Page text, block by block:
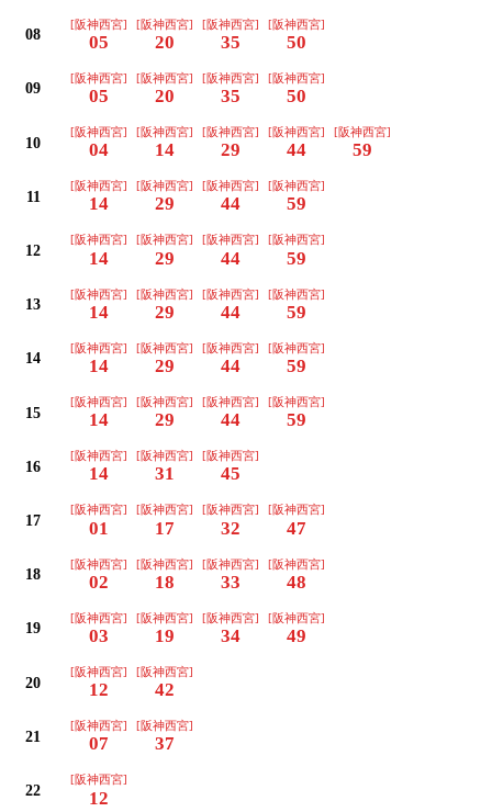
08
[阪神西宮]
05
[阪神西宮]
20
[阪神西宮]
35
[阪神西宮]
50
09
[阪神西宮]
05
[阪神西宮]
20
[阪神西宮]
35
[阪神西宮]
50
10
[阪神西宮]
04
[阪神西宮]
14
[阪神西宮]
29
[阪神西宮]
44
[阪神西宮]
59
11
[阪神西宮]
14
[阪神西宮]
29
[阪神西宮]
44
[阪神西宮]
59
12
[阪神西宮]
14
[阪神西宮]
29
[阪神西宮]
44
[阪神西宮]
59
13
[阪神西宮]
14
[阪神西宮]
29
[阪神西宮]
44
[阪神西宮]
59
14
[阪神西宮]
14
[阪神西宮]
29
[阪神西宮]
44
[阪神西宮]
59
15
[阪神西宮]
14
[阪神西宮]
29
[阪神西宮]
44
[阪神西宮]
59
16
[阪神西宮]
14
[阪神西宮]
31
[阪神西宮]
45
17
[阪神西宮]
01
[阪神西宮]
17
[阪神西宮]
32
[阪神西宮]
47
18
[阪神西宮]
02
[阪神西宮]
18
[阪神西宮]
33
[阪神西宮]
48
19
[阪神西宮]
03
[阪神西宮]
19
[阪神西宮]
34
[阪神西宮]
49
20
[阪神西宮]
12
[阪神西宮]
42
21
[阪神西宮]
07
[阪神西宮]
37
22
[阪神西宮]
12